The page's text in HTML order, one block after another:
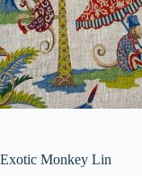
Exotic Monkey Lin